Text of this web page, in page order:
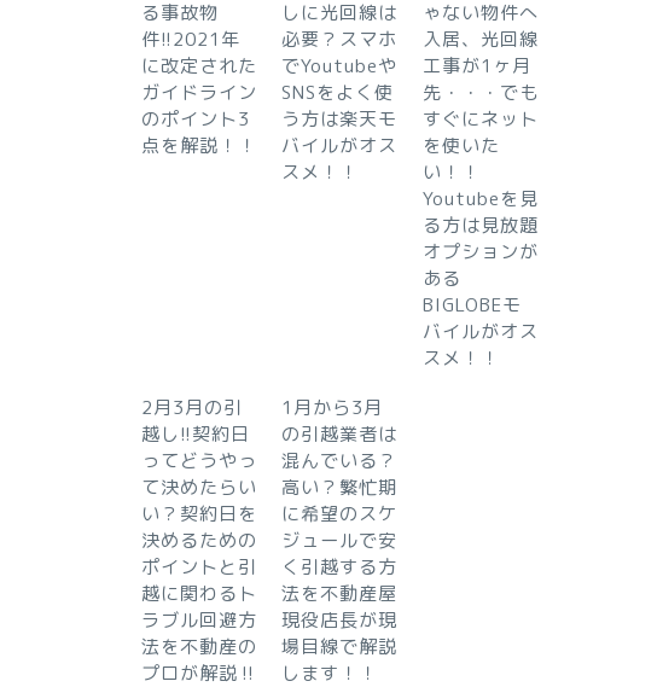
る事故物
件!!2021年
に改定された
ガイドライン
のポイント3
点を解説！！
しに光回線は
必要？スマホ
でYoutubeや
SNSをよく使
う方は楽天モ
バイルがオス
スメ！！
ゃない物件へ
入居、光回線
工事が1ヶ月
先・・・でも
すぐにネット
を使いた
い！！
Youtubeを見
る方は見放題
オプションが
ある
BIGLOBEモ
バイルがオス
スメ！！
2月3月の引
越し!!契約日
ってどうやっ
て決めたらい
い？契約日を
決めるための
ポイントと引
越に関わるト
ラブル回避方
法を不動産の
プロが解説‼︎
1月から3月
の引越業者は
混んでいる？
高い？繁忙期
に希望のスケ
ジュールで安
く引越する方
法を不動産屋
現役店長が現
場目線で解説
します！！